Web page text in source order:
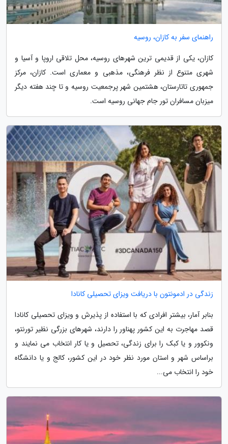
راهنمای سفر به کازان، روسیه
کازان، یکی از قدیمی ترین شهرهای روسیه، محل تلاقی اروپا و آسیا و
شهری متنوع از نظر فرهنگی، مذهبی و معماری است. کازان، مرکز
جمهوری تاتارستان، هشتمین شهر پرجمعیت روسیه و تا چند هفته دیگر
میزبان مسافران تور جام جهانی روسیه است.
زندگی در ادمونتون با دریافت ویزای تحصیلی کانادا
بنابر آمار، بیشتر افرادی که با استفاده از پذیرش و ویزای تحصیلی کانادا
قصد مهاجرت به این کشور پهناور را دارند، شهرهای بزرگی نظیر تورنتو،
ونکوور و یا کبک را برای زندگی، تحصیل و یا کار انتخاب می نمایند و
براساس شهر و استان مورد نظر خود در این کشور، کالج و یا دانشگاه
خود را انتخاب می...